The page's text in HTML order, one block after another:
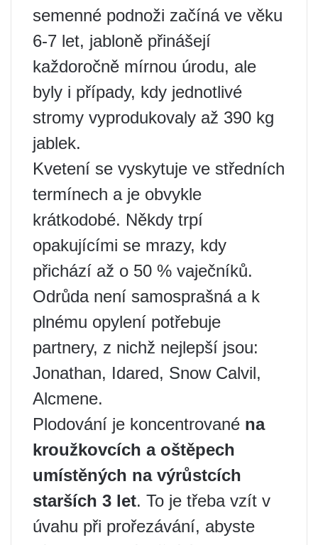
semenné podnoži začíná ve věku
6-7 let, jabloně přinášejí
každoročně mírnou úrodu, ale
byly i případy, kdy jednotlivé
stromy vyprodukovaly až 390 kg
jablek.
Kvetení se vyskytuje ve středních
termínech a je obvykle
krátkodobé. Někdy trpí
opakujícími se mrazy, kdy
přichází až o 50 % vaječníků.
Odrůda není samosprašná a k
plnému opylení potřebuje
partnery, z nichž nejlepší jsou:
Jonathan, Idared, Snow Calvil,
Alcmene.
Plodování je koncentrované na
kroužkovcích a oštěpech
umístěných na výrůstcích
starších 3 let. To je třeba vzít v
úvahu při prořezávání, abyste